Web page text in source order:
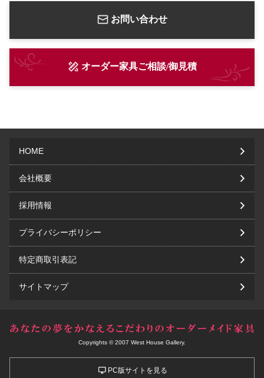
お問い合わせ
オーダー家具ご相談/御見積
HOME
会社概要
採用情報
プライバシーポリシー
特定商取引表記
サイトマップ
Copyrights © 2007 West House Gallery.
PC版サイトを見る